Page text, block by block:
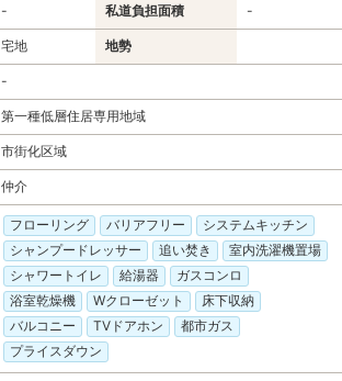
- 私道負担面積 -
宅地 地勢
-
第一種低層住居専用地域
市街化区域
仲介
フローリング バリアフリー
システムキッチン
シャンプードレッサー
追い焚き
室内洗濯機置場
シャワートイレ
給湯器
ガスコンロ
浴室乾燥機
Wクローゼット
床下収納
バルコニー
TVドアホン
都市ガス
プライスダウン